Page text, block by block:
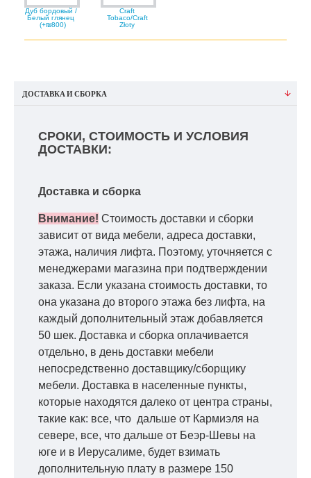
Дуб бордовый /
Белый глянец
(+₪800)
Craft
Tobaco/Craft
Złoty
ДОСТАВКА И СБОРКА
СРОКИ, СТОИМОСТЬ И УСЛОВИЯ
ДОСТАВКИ:
Доставка и сборка
Внимание! Стоимость доставки и сборки
зависит от вида мебели, адреса доставки,
этажа, наличия лифта. Поэтому, уточняется с
менеджерами магазина при подтверждении
заказа. Если указана стоимость доставки, то
она указана до второго этажа без лифта, на
каждый дополнительный этаж добавляется
50 шек. Доставка и сборка оплачивается
отдельно, в день доставки мебели
непосредственно доставщику/сборщику
мебели. Доставка в населенные пункты,
которые находятся далеко от центра страны,
такие как: все, что дальше от Кармиэля на
севере, все, что дальше от Беэр-Шевы на
юге и в Иерусалиме, будет взимать
дополнительную плату в размере 150